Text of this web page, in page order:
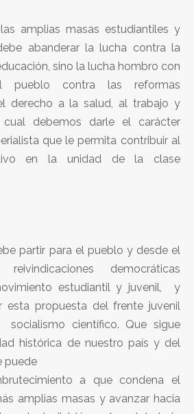
amplias masas estudiantiles y
abanderar la lucha contra la
sino la lucha hombro con
pueblo contra las reformas
derecho a la salud, al trabajo y
debemos darle el carácter
que le permita contribuir al
en la unidad de la clase
partir para el pueblo y desde el
democráticas
estudiantil y juvenil, y
esta propuesta del frente juvenil
científico. Que sigue
histórica de nuestro país y del
puede
a que condena el
amplias masas y avanzar hacia